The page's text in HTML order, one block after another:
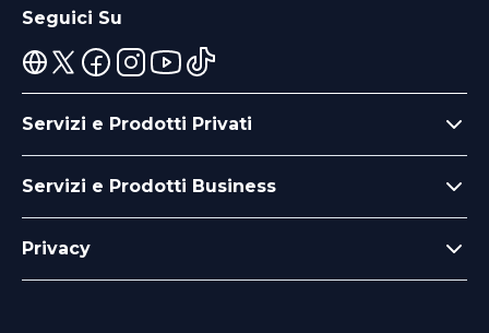
Seguici Su
Servizi e Prodotti Privati
Servizi e Prodotti Business
Privacy